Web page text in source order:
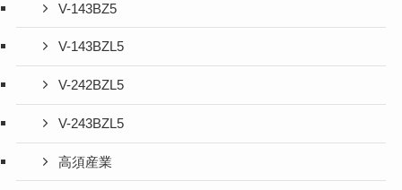
V-143BZ5
V-143BZL5
V-242BZL5
V-243BZL5
高須産業